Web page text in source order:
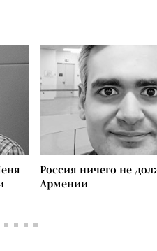
Россия ничего не
Армении